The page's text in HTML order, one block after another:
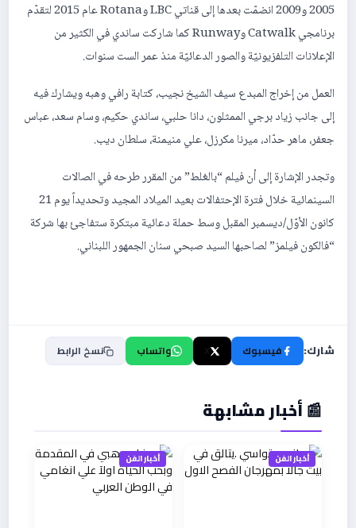
2005 و2009 انضمّت بعدها إلى قناتي LBC وRotana عام 2015 لتقدّم
برنامجي Catwalk وRunway كما شاركت ساندي في الكثير من
الإعلانات التلفزيونيّة والصور الدعائيّة منذ عمر الست سنوات.
العمل من إخراج المبدع سيف الشيخ نجيب، كتابة رافي وهبه ويشارك فيه
إلى جانب زياد برجي الممثلون، دانا حلبي، ساندي حكيم، وسام سعد، عباس
جعفر، ماهر حدّاد، ميرنا مكرزل، علي منيمنة، سلطان ديب.
وتجدر الإشارة إلى أن فيلم “بالغلط” من المقرر طرحه في الصالات
السينمائية خلال فترة الإحتفالات بعيد الميلاد المجيد وتحديداً يوم 21
كانون الأوّل/ديسمبر المقبل وسط حملة دعائية مبتكرة ستفاجئ بها شركة
“فالكون فيلمز” لصاحبها السيد صبحي سنان الجمهور اللبناني.
شارك: فيسبوك واتساب نسخ الرابط
📰 أخبار مشابهة
أخبار الفن أخبار الفن